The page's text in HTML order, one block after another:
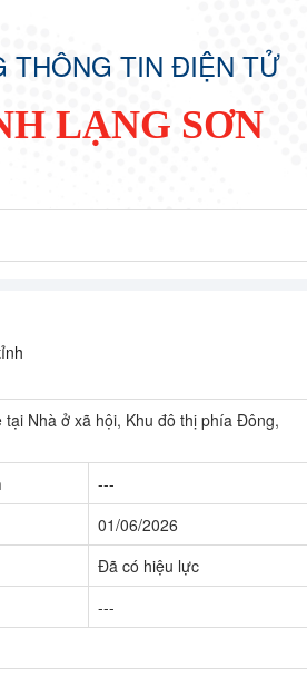
THÔNG TIN ĐIỆN TỬ
LẠNG SƠN
Nhà ở xã hội, Khu đô thị phía Đông,
---
01/06/2026
Đã có hiệu lực
---